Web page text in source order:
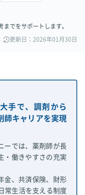
でをサポートします。
更新日：2026年01月30日
手で、調剤から
師キャリアを実現
ーでは、薬剤師が長
・働きやすさの充実
金、共済保険、財形
常生活を支える制度